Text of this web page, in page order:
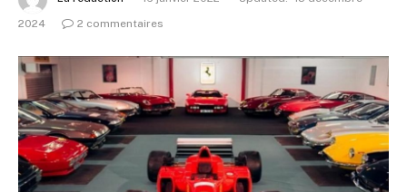
2024
2 commentaires